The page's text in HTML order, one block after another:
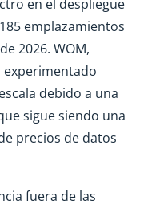
en el despliegue
emplazamientos
2026. WOM,
experimentado
debido a una
sigue siendo una
precios de datos
fuera de las